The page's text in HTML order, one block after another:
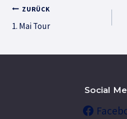
ZURÜCK
1. Mai Tour
Social